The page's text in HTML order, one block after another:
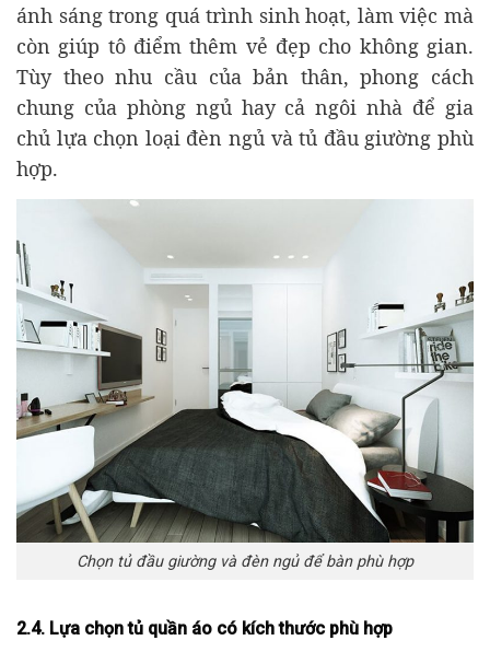
ánh sáng trong quá trình sinh hoạt, làm việc mà
còn giúp tô điểm thêm vẻ đẹp cho không gian.
Tùy theo nhu cầu của bản thân, phong cách
chung của phòng ngủ hay cả ngôi nhà để gia
chủ lựa chọn loại đèn ngủ và tủ đầu giường phù
hợp.
Chọn tủ đầu giường và đèn ngủ để bàn phù hợp
2.4. Lựa chọn tủ quần áo có kích thước phù hợp